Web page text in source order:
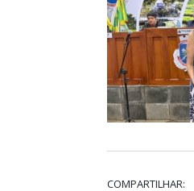
COMPARTILHAR: